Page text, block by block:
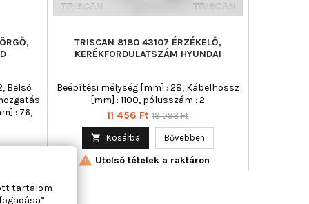
Belső
: 76,
TRISCAN 8180 43107 ÉRZÉKELŐ,
KERÉKFORDULATSZÁM HYUNDAI
Beépítési mélység [mm] : 28, Kábelhossz
[mm] : 1100, pólusszám : 2
Ár
11 456 Ft Normál
19 093 Ft
 Kosárba Bővebben
 Utolsó tételek a raktáron
tartalom